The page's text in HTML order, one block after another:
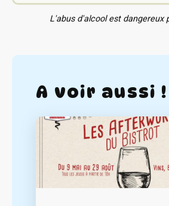
L'abus d'alcool est dangereux
A voir aussi !